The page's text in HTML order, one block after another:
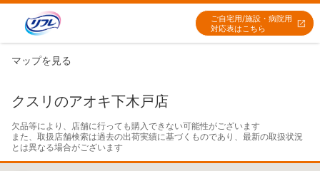
ご自宅用/施設・病院用
対応表はこちら
マップを見る
クスリのアオキ下木戸店
欠品等により、店舗に行っても購入できない可能性がございます
また、取扱店舗検索は過去の出荷実績に基づくものであり、最新の取扱状況
とは異なる場合がございます